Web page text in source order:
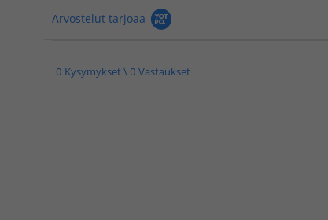
Arvostelut tarjoaa
0 Kysymykset \ 0 Vastaukset